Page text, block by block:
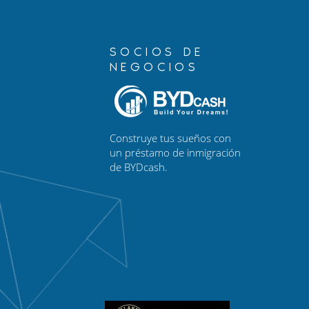
SOCIOS DE
NEGOCIOS
Construye tus sueños con
un préstamo de inmigración
de BYDcash.